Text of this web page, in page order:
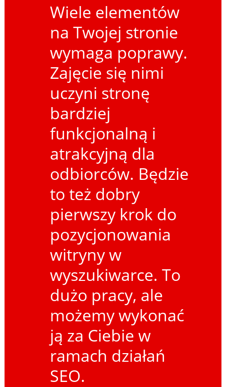
Wiele elementów
na Twojej stronie
wymaga poprawy.
Zajęcie się nimi
uczyni stronę
bardziej
funkcjonalną i
atrakcyjną dla
odbiorców. Będzie
to też dobry
pierwszy krok do
pozycjonowania
witryny w
wyszukiwarce. To
dużo pracy, ale
możemy wykonać
ją za Ciebie w
ramach działań
SEO.